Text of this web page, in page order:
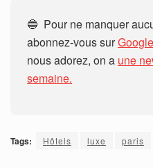
🔵 Pour ne manquer
abonnez-vous sur
nous adorez, on a une
semaine.
Tags: Hôtels luxe paris